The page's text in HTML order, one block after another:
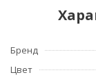
Бренд
Цвет